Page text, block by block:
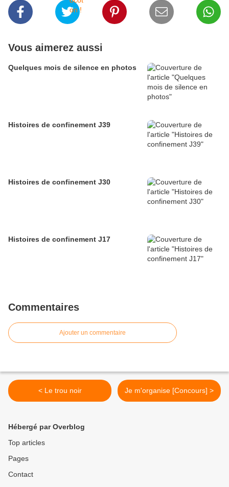
Vous aimerez aussi
Quelques mois de silence en photos
Histoires de confinement J39
Histoires de confinement J30
Histoires de confinement J17
Commentaires
Ajouter un commentaire
< Le trou noir Je m'organise [Concours] >
Hébergé par Overblog
Top articles
Pages
Contact